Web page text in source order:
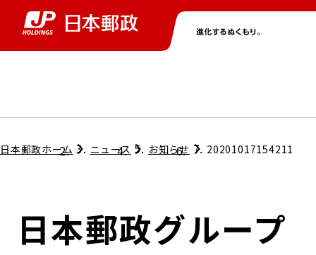
グループ情報トップ
コンプライアンス
株主・投資家情報トップ
個人投資家のみなさまへ
ニューストップ
サステナビリティトップ
担当役員メッセージ
採用情報トップ
日本郵政ホーム ニュース お知らせ 20201017154211
日本郵政グループ